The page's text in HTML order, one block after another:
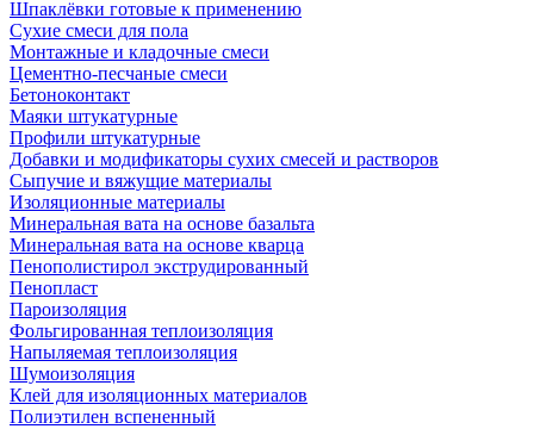
Шпаклёвки готовые к применению
Сухие смеси для пола
Монтажные и кладочные смеси
Цементно-песчаные смеси
Бетоноконтакт
Маяки штукатурные
Профили штукатурные
Добавки и модификаторы сухих смесей и растворов
Сыпучие и вяжущие материалы
Изоляционные материалы
Минеральная вата на основе базальта
Минеральная вата на основе кварца
Пенополистирол экструдированный
Пенопласт
Пароизоляция
Фольгированная теплоизоляция
Напыляемая теплоизоляция
Шумоизоляция
Клей для изоляционных материалов
Полиэтилен вспененный